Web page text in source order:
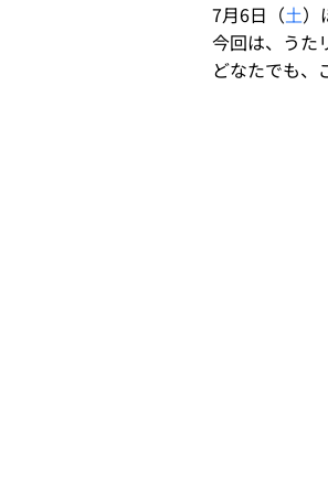
7月6日（土）
今回は、うた
どなたでも、